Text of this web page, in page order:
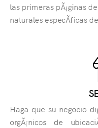
las primeras pÃ¡ginas
naturales especÃ­ficas
Haga que su negocio
orgÃ¡nicos de